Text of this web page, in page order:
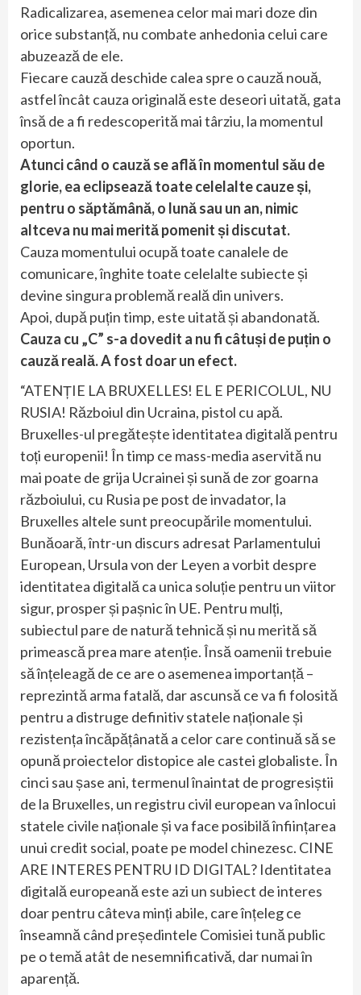
Radicalizarea, asemenea celor mai mari doze din
orice substanță, nu combate anhedonia celui care
abuzează de ele.
Fiecare cauză deschide calea spre o cauză nouă,
astfel încât cauza originală este deseori uitată, gata
însă de a fi redescoperită mai târziu, la momentul
oportun.
Atunci când o cauză se află în momentul său de
glorie, ea eclipsează toate celelalte cauze și,
pentru o săptămână, o lună sau un an, nimic
altceva nu mai merită pomenit și discutat.
Cauza momentului ocupă toate canalele de
comunicare, înghite toate celelalte subiecte și
devine singura problemă reală din univers.
Apoi, după puțin timp, este uitată și abandonată.
Cauza cu „C” s-a dovedit a nu fi câtuși de puțin o
cauză reală. A fost doar un efect.
“ATENȚIE LA BRUXELLES! EL E PERICOLUL, NU
RUSIA! Războiul din Ucraina, pistol cu apă.
Bruxelles-ul pregătește identitatea digitală pentru
toți europenii! În timp ce mass-media aservită nu
mai poate de grija Ucrainei și sună de zor goarna
războiului, cu Rusia pe post de invadator, la
Bruxelles altele sunt preocupările momentului.
Bunăoară, într-un discurs adresat Parlamentului
European, Ursula von der Leyen a vorbit despre
identitatea digitală ca unica soluție pentru un viitor
sigur, prosper și pașnic în UE. Pentru mulți,
subiectul pare de natură tehnică și nu merită să
primească prea mare atenție. Însă oamenii trebuie
să înțeleagă de ce are o asemenea importanță –
reprezintă arma fatală, dar ascunsă ce va fi folosită
pentru a distruge definitiv statele naționale și
rezistența încăpățânată a celor care continuă să se
opună proiectelor distopice ale castei globaliste. În
cinci sau șase ani, termenul înaintat de progresiștii
de la Bruxelles, un registru civil european va înlocui
statele civile naționale și va face posibilă înființarea
unui credit social, poate pe model chinezesc. CINE
ARE INTERES PENTRU ID DIGITAL? Identitatea
digitală europeană este azi un subiect de interes
doar pentru câteva minți abile, care înțeleg ce
înseamnă când președintele Comisiei tună public
pe o temă atât de nesemnificativă, dar numai în
aparență.